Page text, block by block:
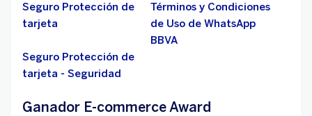
Seguro Protección de
tarjeta
Términos y Condiciones
de Uso de WhatsApp
BBVA
Seguro Protección de
tarjeta - Seguridad
Ganador E-commerce Award